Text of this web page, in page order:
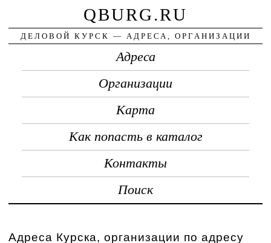
QBURG.RU
ДЕЛОВОЙ КУРСК — АДРЕСА, ОРГАНИЗАЦИИ
Адреса
Организации
Карта
Как попасть в каталог
Контакты
Поиск
Адреса Курска, организации по адресу